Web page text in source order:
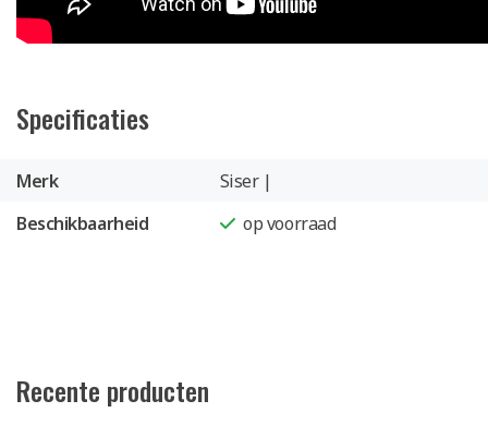
Specificaties
Merk
Siser |
Beschikbaarheid
op voorraad
Recente producten